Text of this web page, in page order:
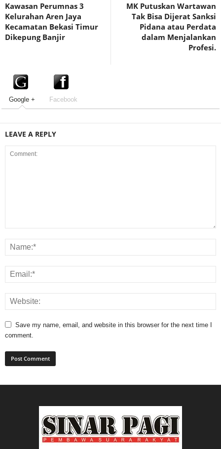
Kawasan Perumnas 3
Kelurahan Aren Jaya
Kecamatan Bekasi Timur
Dikepung Banjir
MK Putuskan Wartawan
Tak Bisa Dijerat Sanksi
Pidana atau Perdata
dalam Menjalankan
Profesi.
Google + Facebook
LEAVE A REPLY
Save my name, email, and website in this browser for the next time I
comment.